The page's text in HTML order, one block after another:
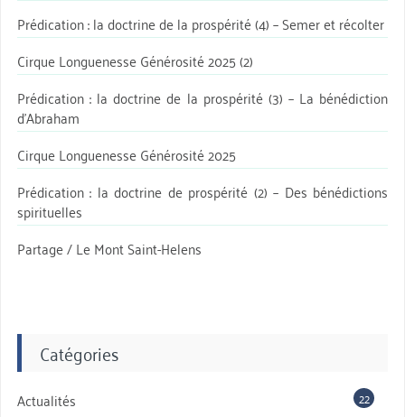
Prédication : la doctrine de la prospérité (4) – Semer et récolter
Cirque Longuenesse Générosité 2025 (2)
Prédication : la doctrine de la prospérité (3) – La bénédiction
d’Abraham
Cirque Longuenesse Générosité 2025
Prédication : la doctrine de prospérité (2) – Des bénédictions
spirituelles
Partage / Le Mont Saint-Helens
Catégories
Actualités 22